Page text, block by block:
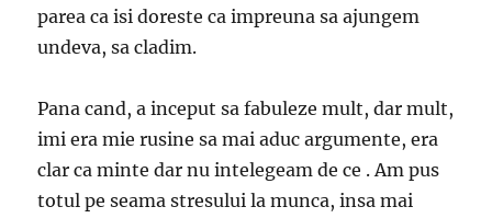
parea ca isi doreste ca impreuna sa ajungem
undeva, sa cladim.
Pana cand, a inceput sa fabuleze mult, dar mult,
imi era mie rusine sa mai aduc argumente, era
clar ca minte dar nu intelegeam de ce . Am pus
totul pe seama stresului la munca, insa mai